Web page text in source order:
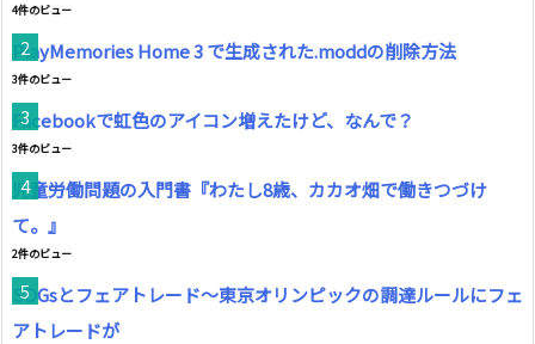
4件のビュー
PlayMemories Home 3 で生成された.moddの削除方法
3件のビュー
Facebookで虹色のアイコン増えたけど、なんで？
3件のビュー
児童労働問題の入門書『わたし8歳、カカオ畑で働きつづけ
て。』
2件のビュー
SDGsとフェアトレード～東京オリンピックの調達ルールにフェ
アトレードが